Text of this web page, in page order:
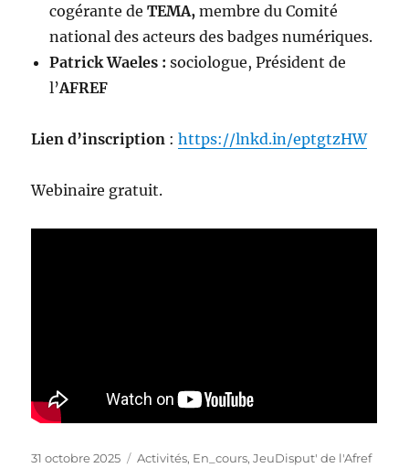
cogérante deTEMA,membre du Comité
national des acteurs des badges numériques.
Patrick Waeles :sociologue, Président de
l’AFREF
Lien d’inscription :https://lnkd.in/eptgtzHW
Webinaire gratuit.
31 octobre 2025 Activités, En_cours,JeuDisput' de l'Afref